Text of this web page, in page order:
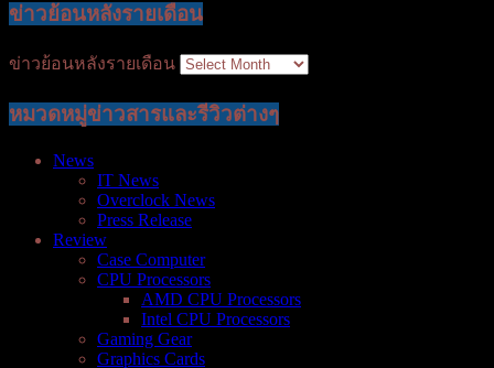
ข่าวย้อนหลังรายเดือน
ข่าวย้อนหลังรายเดือน
หมวดหมู่ข่าวสารและรีวิวต่างๆ
News
IT News
Overclock News
Press Release
Review
Case Computer
CPU Processors
AMD CPU Processors
Intel CPU Processors
Gaming Gear
Graphics Cards